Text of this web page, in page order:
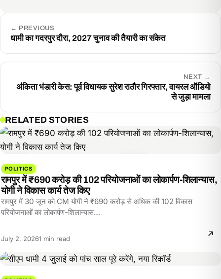
← PREVIOUS
धामी का गदरपुर दौरा, 2027 चुनाव की तैयारी का संकेत
NEXT →
अंकिता भंडारी केस: पूर्व विधायक सुरेश राठौर गिरफ्तार, वायरल ऑडियो
से जुड़ा मामला
RELATED STORIES
POLITICS
रामपुर में ₹690 करोड़ की 102 परियोजनाओं का लोकार्पण-शिलान्यास,
योगी ने विकास कार्य तेज किए
रामपुर में 30 जून को CM योगी ने ₹690 करोड़ से अधिक की 102 विकास
परियोजनाओं का लोकार्पण-शिलान्यास…
July 2, 2026Reading
1 min read